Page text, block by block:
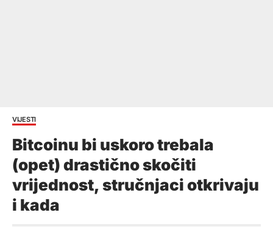
VIJESTI
Bitcoinu bi uskoro trebala
(opet) drastično skočiti
vrijednost, stručnjaci otkrivaju
i kada